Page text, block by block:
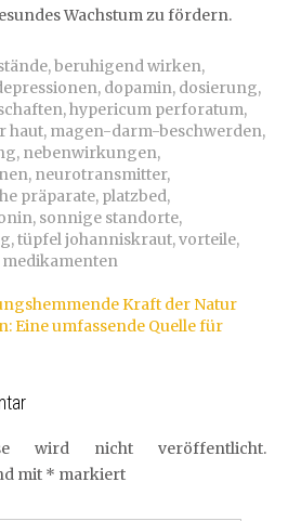
Wachstum zu fördern.
,beruhigend wirken,
, dopamin, dosierung,
,hypericum perforatum,
haut, magen-darm-beschwerden,
, nebenwirkungen,
, neurotransmitter,
präparate, platzbed,
, sonnige standorte,
,tüpfel johanniskraut,vorteile,
Kraft der Natur
Eine umfassende Quelle für
wird nicht veröffentlicht.
mit * markiert